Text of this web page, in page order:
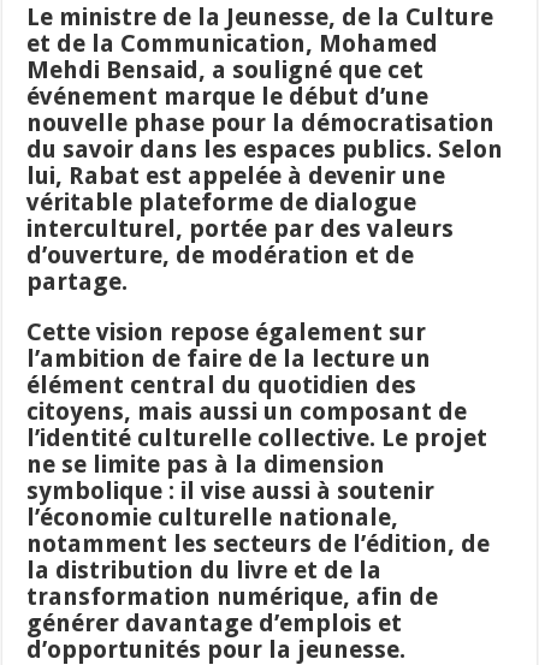
Le ministre de la Jeunesse, de la Culture
et de la Communication, Mohamed
Mehdi Bensaid, a souligné que cet
événement marque le début d’une
nouvelle phase pour la démocratisation
du savoir dans les espaces publics. Selon
lui, Rabat est appelée à devenir une
véritable plateforme de dialogue
interculturel, portée par des valeurs
d’ouverture, de modération et de
partage.
Cette vision repose également sur
l’ambition de faire de la lecture un
élément central du quotidien des
citoyens, mais aussi un composant de
l’identité culturelle collective. Le projet
ne se limite pas à la dimension
symbolique : il vise aussi à soutenir
l’économie culturelle nationale,
notamment les secteurs de l’édition, de
la distribution du livre et de la
transformation numérique, afin de
générer davantage d’emplois et
d’opportunités pour la jeunesse.